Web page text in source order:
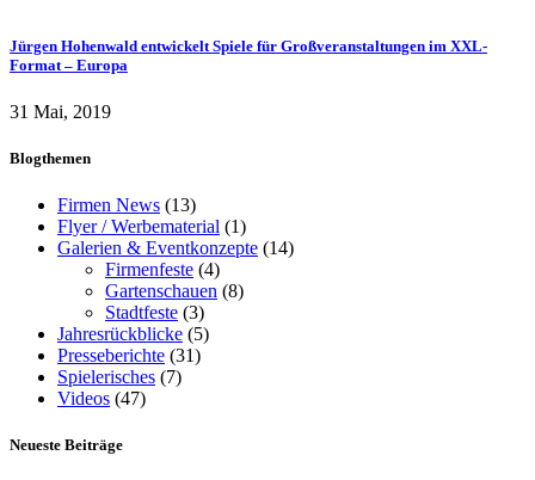
Jürgen Hohenwald entwickelt Spiele für Großveranstaltungen im XXL-
Format – Europa
31 Mai, 2019
Blogthemen
Firmen News (13)
Flyer / Werbematerial (1)
Galerien & Eventkonzepte (14)
Firmenfeste (4)
Gartenschauen (8)
Stadtfeste (3)
Jahresrückblicke (5)
Presseberichte (31)
Spielerisches (7)
Videos (47)
Neueste Beiträge